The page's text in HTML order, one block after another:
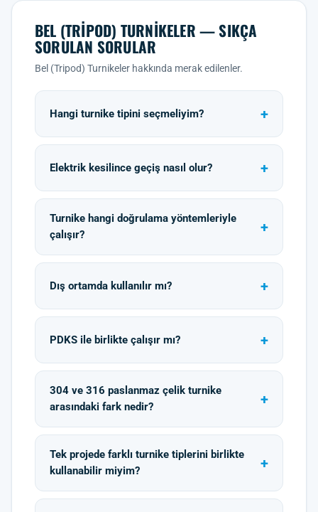
BEL (TRIPOD) TURNIKELER — SIKÇA
SORULAN SORULAR
Bel (Tripod) Turnikeler hakkında merak edilenler.
Hangi turnike tipini seçmeliyim?
Elektrik kesilince geçiş nasıl olur?
Turnike hangi doğrulama yöntemleriyle
çalışır?
Dış ortamda kullanılır mı?
PDKS ile birlikte çalışır mı?
304 ve 316 paslanmaz çelik turnike
arasındaki fark nedir?
Tek projede farklı turnike tiplerini birlikte
kullanabilir miyim?